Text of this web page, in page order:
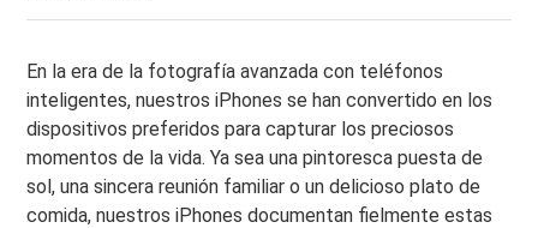
En la era de la fotografía avanzada con teléfonos
inteligentes, nuestros iPhones se han convertido en los
dispositivos preferidos para capturar los preciosos
momentos de la vida. Ya sea una pintoresca puesta de
sol, una sincera reunión familiar o un delicioso plato de
comida, nuestros iPhones documentan fielmente estas